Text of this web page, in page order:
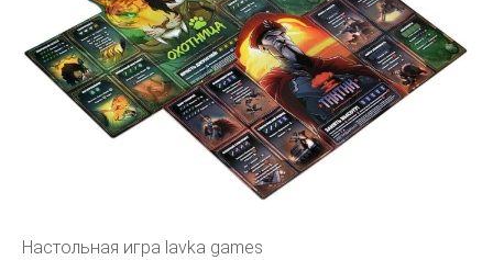
Настольная игра lavka games